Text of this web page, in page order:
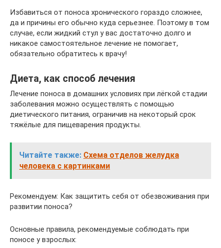
Избавиться от поноса хронического гораздо сложнее,
да и причины его обычно куда серьезнее. Поэтому в том
случае, если жидкий стул у вас достаточно долго и
никакое самостоятельное лечение не помогает,
обязательно обратитесь к врачу!
Диета, как способ лечения
Лечение поноса в домашних условиях при лёгкой стадии
заболевания можно осуществлять с помощью
диетического питания, ограничив на некоторый срок
тяжёлые для пищеварения продукты.
Читайте также: Схема отделов желудка
человека с картинками
Рекомендуем: Как защитить себя от обезвоживания при
развитии поноса?
Основные правила, рекомендуемые соблюдать при
поносе у взрослых: